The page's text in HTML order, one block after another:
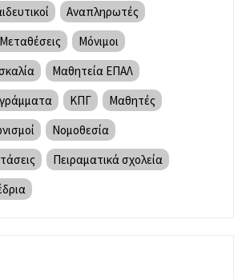
Αναπληρωτές
Μεταθέσεις
Μόνιμοι
Μαθητεία ΕΠΑΛ
ΚΠΓ
Μαθητές
Νομοθεσία
Πειραματικά σχολεία